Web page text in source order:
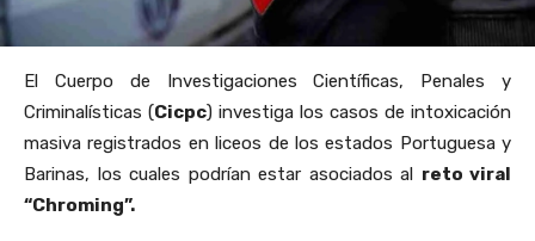
El Cuerpo de Investigaciones Científicas, Penales y
Criminalísticas (Cicpc) investiga los casos de intoxicación
masiva registrados en liceos de los estados Portuguesa y
Barinas, los cuales podrían estar asociados al reto viral
“Chroming”.